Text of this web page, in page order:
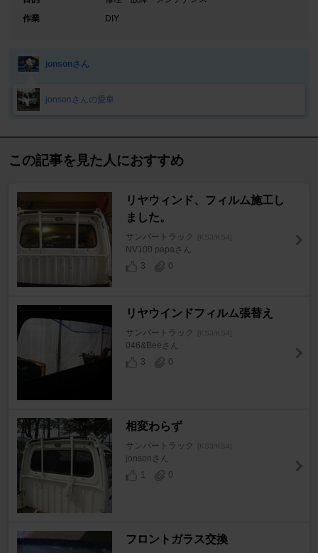
作業
DIY
jonsonさん
jonsonさんの愛車
この記事を見た人におすすめ
リヤウィンド、フィルム施工し
ました。
サンバートラック [KS3/KS4]
NV100 papaさん
3
0
リヤウインドフィルム張替え
サンバートラック [KS3/KS4]
046&Beeさん
3
0
相変わらず
サンバートラック [KS3/KS4]
jonsonさん
1
0
フロントガラス交換